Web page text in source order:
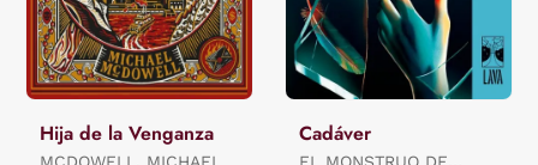
Hija de la Venganza Cadáver